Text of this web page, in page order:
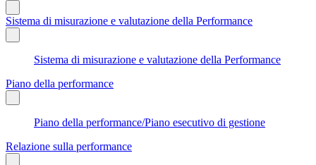
Sistema di misurazione e valutazione della Performance
Sistema di misurazione e valutazione della Performance
Piano della performance
Piano della performance/Piano esecutivo di gestione
Relazione sulla performance